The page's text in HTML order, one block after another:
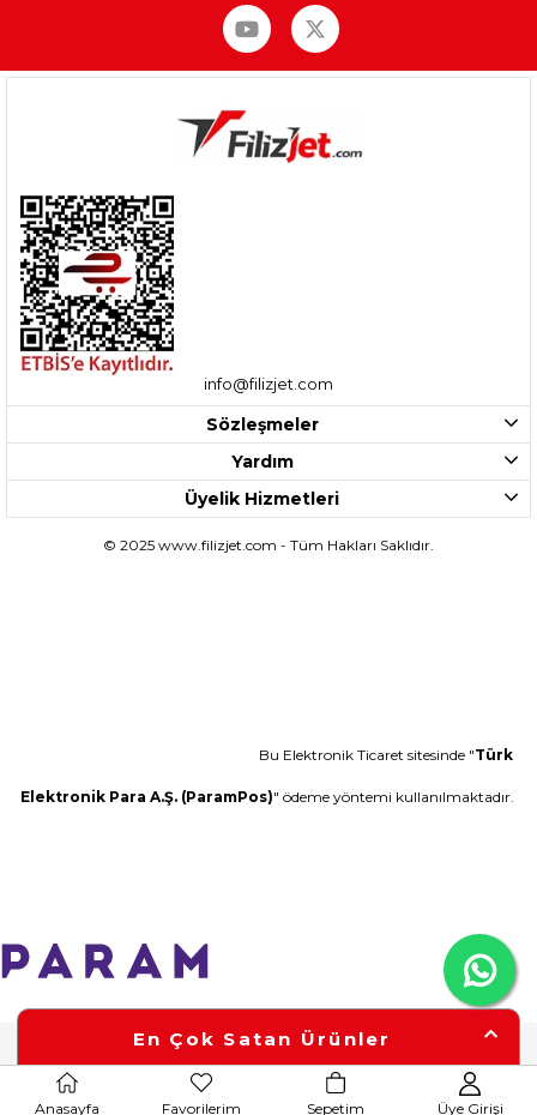
En Çok Satan Ürünler
info@filizjet.com
Sözleşmeler
Yardım
Üyelik Hizmetleri
© 2025 www.filizjet.com - Tüm Hakları Saklıdır.
Bu Elektronik Ticaret sitesinde "Türk
Elektronik Para A.Ş. (ParamPos)" ödeme yöntemi kullanılmaktadır.
Anasayfa Favorilerim Sepetim Üye Girişi